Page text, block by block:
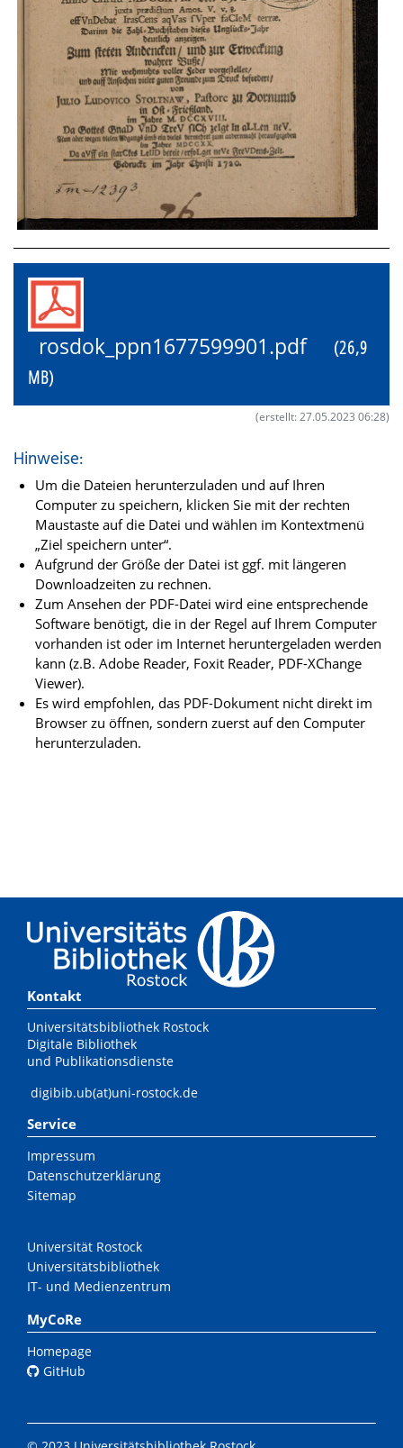
rosdok_ppn1677599901.pdf
(26,9
MB)
(erstellt: 27.05.2023 06:28)
Hinweise:
Um die Dateien herunterzuladen und auf Ihren
Computer zu speichern, klicken Sie mit der rechten
Maustaste auf die Datei und wählen im Kontextmenü
„Ziel speichern unter“.
Aufgrund der Größe der Datei ist ggf. mit längeren
Downloadzeiten zu rechnen.
Zum Ansehen der PDF-Datei wird eine entsprechende
Software benötigt, die in der Regel auf Ihrem Computer
vorhanden ist oder im Internet heruntergeladen werden
kann (z.B. Adobe Reader, Foxit Reader, PDF-XChange
Viewer).
Es wird empfohlen, das PDF-Dokument nicht direkt im
Browser zu öffnen, sondern zuerst auf den Computer
herunterzuladen.
Kontakt
Universitätsbibliothek Rostock
Digitale Bibliothek
und Publikationsdienste
digibib.ub(at)uni-rostock.de
Service
Impressum
Datenschutzerklärung
Sitemap
Universität Rostock
Universitätsbibliothek
IT- und Medienzentrum
MyCoRe
Homepage
GitHub